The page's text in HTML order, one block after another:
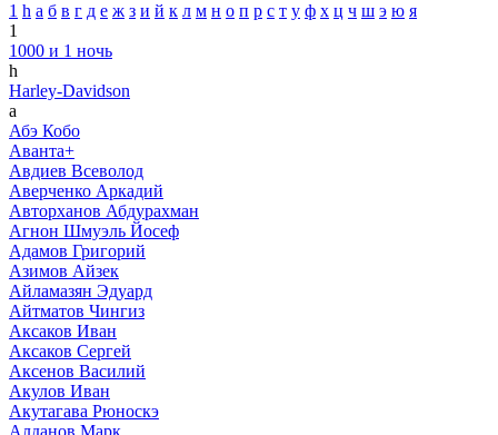
1 h а б в г д е ж з и й к л м н о п р с т у ф х ц ч ш э ю я
1
1000 и 1 ночь
h
Harley-Davidson
а
Абэ Кобо
Аванта+
Авдиев Всеволод
Аверченко Аркадий
Авторханов Абдурахман
Агнон Шмуэль Йосеф
Адамов Григорий
Азимов Айзек
Айламазян Эдуард
Айтматов Чингиз
Аксаков Иван
Аксаков Сергей
Аксенов Василий
Акулов Иван
Акутагава Рюноскэ